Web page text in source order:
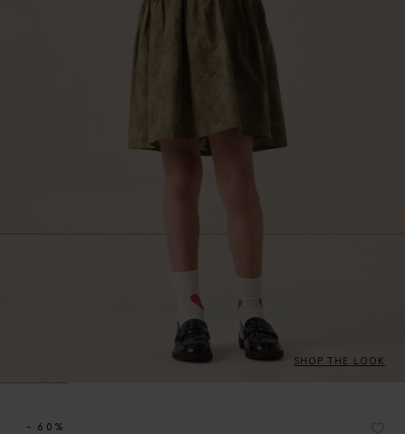
SHOP THE LOOK
- 60%